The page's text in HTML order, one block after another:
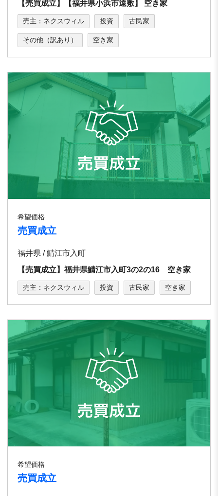
【売買成立】【福井県⼩浜市遠敷】 空き家
売主：ネクスウィル 投資 古民家
その他（訳あり） 空き家
希望価格
売買成立
福井県 / 鯖江市入町
【売買成立】福井県鯖江市入町3の2の16 空き家
売主：ネクスウィル 投資 古民家 空き家
希望価格
売買成立